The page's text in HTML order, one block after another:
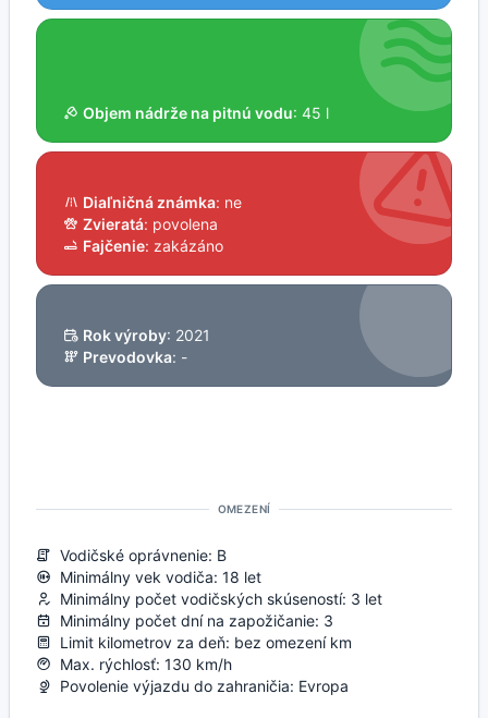
Objem nádrže na pitnú vodu: 45 l
Diaľničná známka: ne
Zvieratá: povolena
Fajčenie: zakázáno
Rok výroby: 2021
Prevodovka: -
OMEZENÍ
Vodičské oprávnenie: B
Minimálny vek vodiča: 18 let
Minimálny počet vodičských skúseností: 3 let
Minimálny počet dní na zapožičanie: 3
Limit kilometrov za deň: bez omezení km
Max. rýchlosť: 130 km/h
Povolenie výjazdu do zahraničia: Evropa